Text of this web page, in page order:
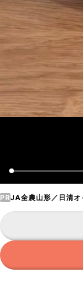
PRJA全農山形／日清